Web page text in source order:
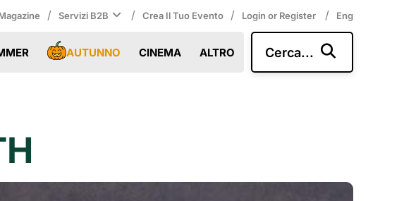
/ Servizi B2B / Crea Il Tuo Evento / Login or Register / Eng
AUTUNNO CINEMA ALTRO Cerca...